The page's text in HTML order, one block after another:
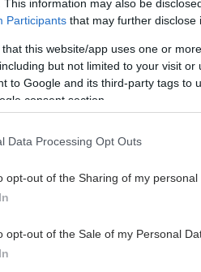
This information may also be
Participants that may further disclose
that this website/app uses one or
but not limited to your visit
to Google and its third-party tags to
consent section.
Data Processing Opt Outs
opt-out of the Sharing of my personal
opt-out of the Sale of my Personal
αντίδρασης στο στρες) στους
νεοαποκτηθέντα ζώα να
η Δρ. Άλλεν εξέτασε
προβλήματα από μνήμης μόνες
παρόντα. Το ενδιαφέρον ήταν,
με όταν δούλευαν μόνες
- παρουσιάζονταν στην πίεσή
της μελέτης πρότεινε να